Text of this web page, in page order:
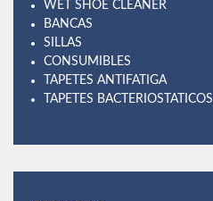
WET SHOE CLEANER
BANCAS
SILLAS
CONSUMIBLES
TAPETES ANTIFATIGA
TAPETES BACTERIOSTATICOS